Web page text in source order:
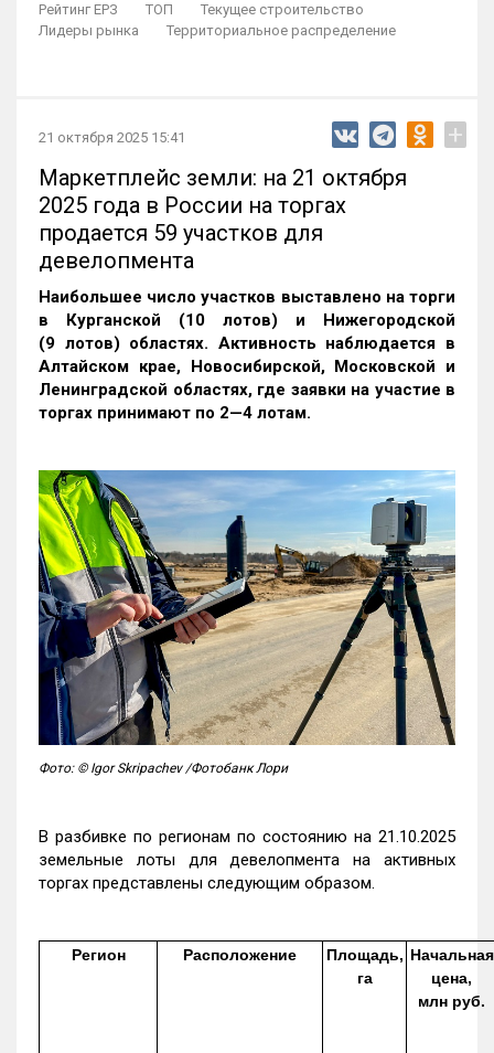
Рейтинг ЕРЗ ТОП
Текущее строительство
Лидеры рынка
Территориальное распределение
21 октября 2025 15:41 +
Маркетплейс земли: на 21 октября
2025 года в России на торгах
продается 59 участков для
девелопмента
Наибольшее число участков выставлено на торги
в Курганской (10 лотов) и Нижегородской
(9 лотов) областях. Активность наблюдается в
Алтайском крае, Новосибирской, Московской и
Ленинградской областях, где заявки на участие в
торгах принимают по 2—4 лотам.
Фото: © Igor Skripachev /Фотобанк Лори
В разбивке по регионам по состоянию на 21.10.2025
земельные лоты для девелопмента на активных
торгах представлены следующим образом.
Регион Расположение
Площадь,
га
Начальная
цена,
млн руб.